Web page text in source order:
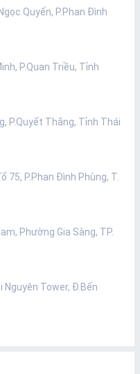
Quyến, P.Phan Đình
P.Quan Triều, Tỉnh
P.Quyết Thắng, Tỉnh Thái
75, P.Phan Đình Phùng, T.
Phường Gia Sàng, TP.
Nguyên Tower, Đ.Bến